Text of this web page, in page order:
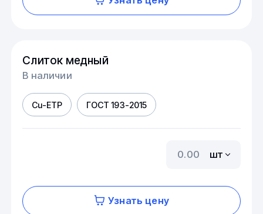
Слиток медный
В наличии
Cu-ETP ГОСТ 193-2015
шт
Узнать цену